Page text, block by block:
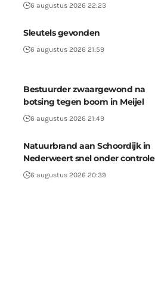
6 augustus 2026 22:23
Sleutels gevonden
6 augustus 2026 21:59
Bestuurder zwaargewond na
botsing tegen boom in Meijel
6 augustus 2026 21:49
Natuurbrand aan Schoordijk in
Nederweert snel onder controle
6 augustus 2026 20:39